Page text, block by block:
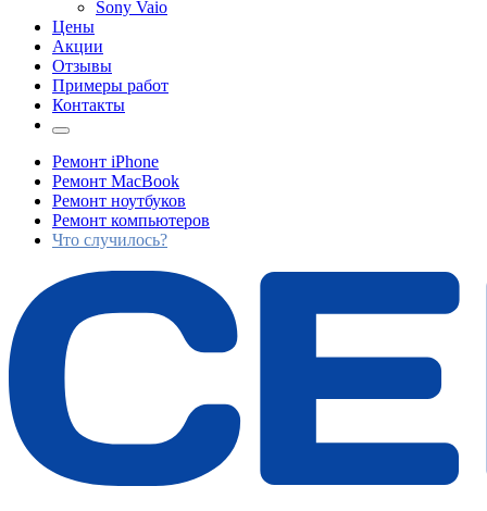
Sony Vaio
Цены
Акции
Отзывы
Примеры работ
Контакты
Ремонт iPhone
Ремонт MacBook
Ремонт ноутбуков
Ремонт компьютеров
Что случилось?